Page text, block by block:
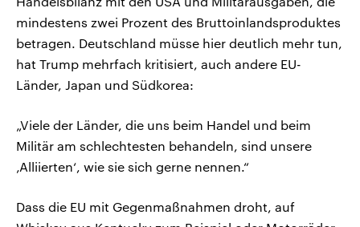
mindestens zwei Prozent des Bruttoinlandsproduktes
betragen. Deutschland müsse hier deutlich mehr tun,
hat Trump mehrfach kritisiert, auch andere EU-
Länder, Japan und Südkorea:
„Viele der Länder, die uns beim Handel und beim
Militär am schlechtesten behandeln, sind unsere
‚Alliierten‘, wie sie sich gerne nennen.“
Dass die EU mit Gegenmaßnahmen droht, auf